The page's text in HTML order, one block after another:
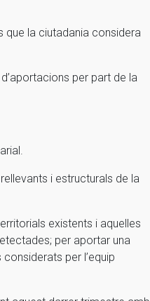
que la ciutadania considera
per part de la
i estructurals de la
existents i aquelles
per aportar una
per l’equip